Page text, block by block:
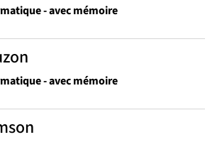
- avec mémoire
- avec mémoire